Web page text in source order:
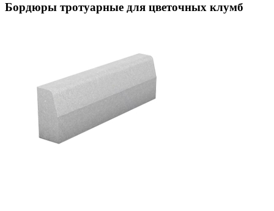
Бордюры тротуарные для цветочных клумб